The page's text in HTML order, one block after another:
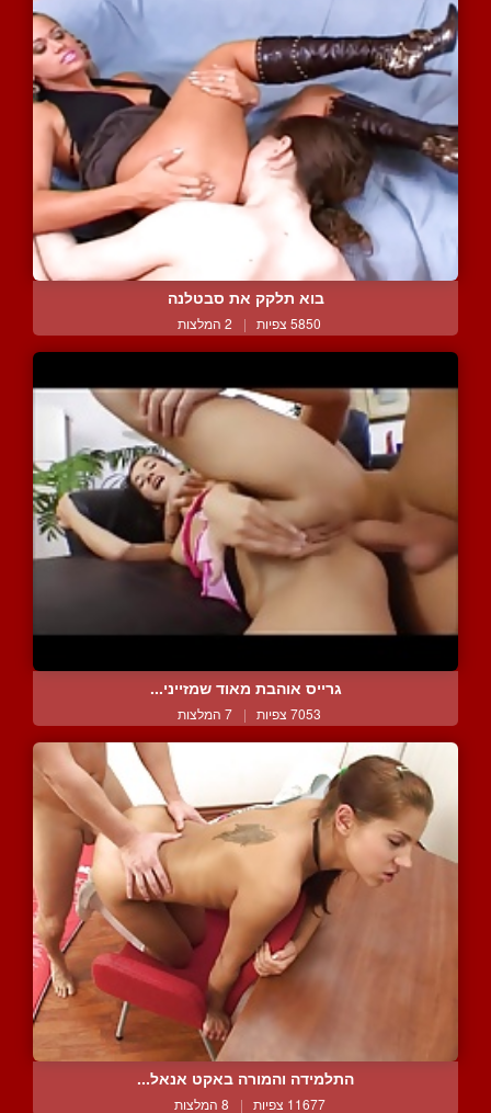
בוא תלקק את סבטלנה
5850 צפיות | 2 המלצות
גרייס אוהבת מאוד שמזייני...
7053 צפיות | 7 המלצות
התלמידה והמורה באקט אנאל...
11677 צפיות | 8 המלצות